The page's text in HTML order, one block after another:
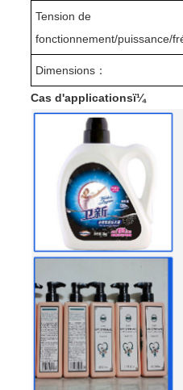
Tension de
fonctionnement/puissance/
Dimensions：
Cas d'applicationsï¼